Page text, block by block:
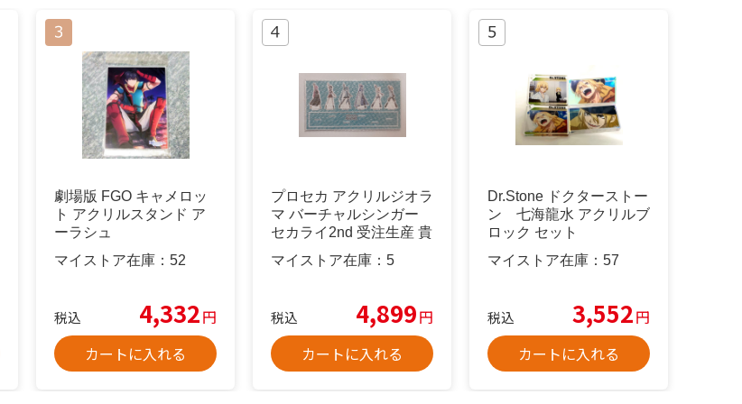
劇場版 FGO キャメロッ
ト アクリルスタンド ア
ーラシュ
マイストア在庫： 52
税込 4,332円
カートに入れる
プロセカ アクリルジオラ
マ バーチャルシンガー
セカライ2nd 受注生産 貴
マイストア在庫： 5
税込 4,899円
カートに入れる
Dr.Stone ドクターストー
ン 七海龍水 アクリルブ
ロック セット
マイストア在庫： 57
税込 3,552円
カートに入れる